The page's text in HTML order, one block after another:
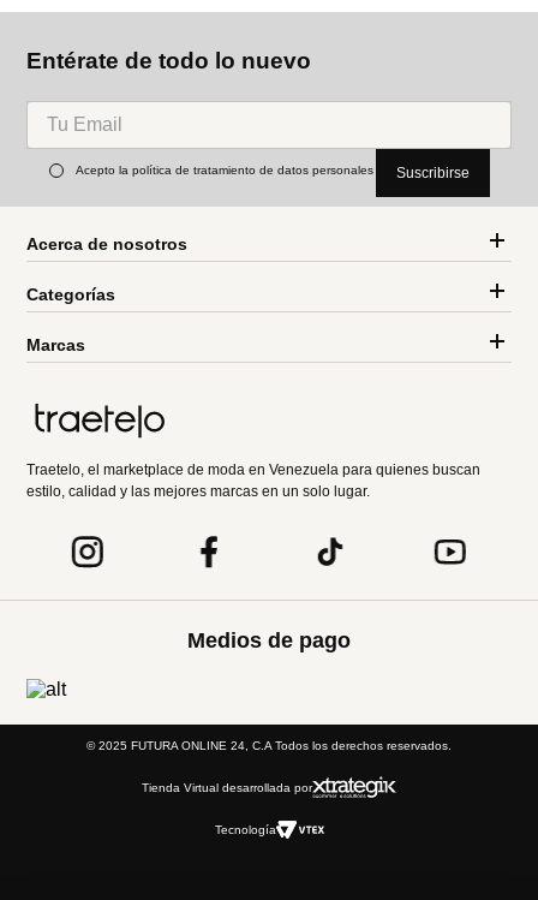
Entérate de todo lo nuevo
Acepto la política de tratamiento de datos personales Suscribirse
Acerca de nosotros
Categorías
Marcas
Traetelo, el marketplace de moda en Venezuela para quienes buscan
estilo, calidad y las mejores marcas en un solo lugar.
Medios de pago
© 2025 FUTURA ONLINE 24, C.A Todos los derechos reservados.
Tienda Virtual desarrollada por
Tecnología